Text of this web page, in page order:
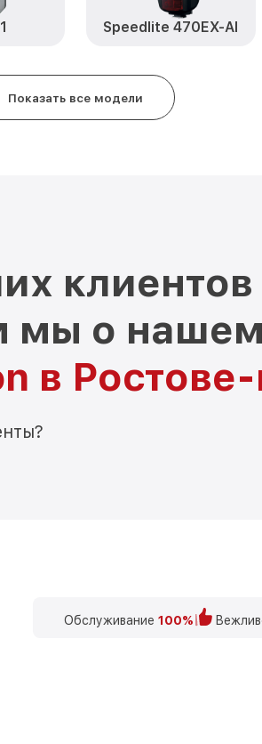
Speedlite 470EX-AI
Показать все модели
клиентов
мы о
в
Обслуживание 100%